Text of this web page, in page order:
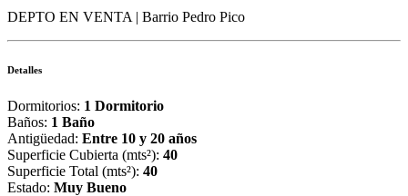
DEPTO EN VENTA | Barrio Pedro Pico
Detalles
Dormitorios: 1 Dormitorio
Baños: 1 Baño
Antigüedad: Entre 10 y 20 años
Superficie Cubierta (mts²): 40
Superficie Total (mts²): 40
Estado: Muy Bueno